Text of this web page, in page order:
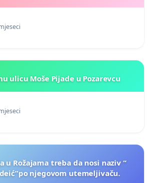
ulicu Moše Pijade u Pozarevcu
u Rožajama treba da nosi naziv “
njegovom utemeljivaču.